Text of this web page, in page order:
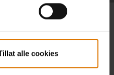
alle cookies